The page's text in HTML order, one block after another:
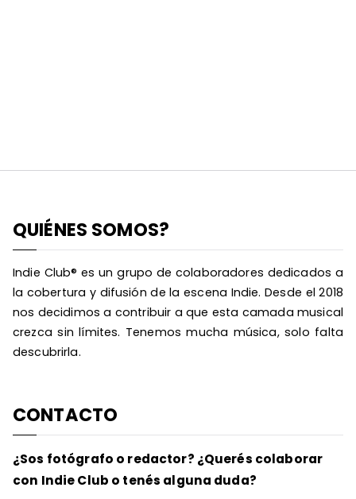
QUIÉNES SOMOS?
Indie Club® es un grupo de colaboradores dedicados a
la cobertura y difusión de la escena Indie. Desde el 2018
nos decidimos a contribuir a que esta camada musical
crezca sin límites. Tenemos mucha música, solo falta
descubrirla.
CONTACTO
¿Sos fotógrafo o redactor? ¿Querés colaborar
con Indie Club o tenés alguna duda?